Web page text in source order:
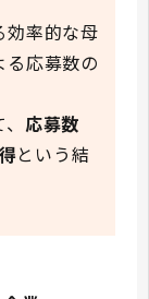
効率的な⺟
応募数の
応募数
という結